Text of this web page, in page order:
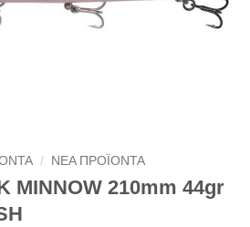
/ ΝΕΑ ΠΡΟΪΟΝΤΑ
MINNOW 210mm 44gr